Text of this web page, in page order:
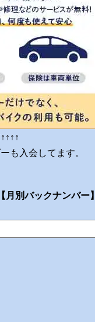
も入会してます。
【月別バックナンバー】